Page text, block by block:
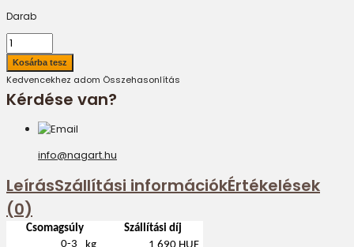
Darab
Kedvencekhez adom Összehasonlítás
Kérdése van?
info@nagart.hu
LeírásSzállítási információkÉrtékelések
(0)
Csomagsúly
Szállítási díj
0-3